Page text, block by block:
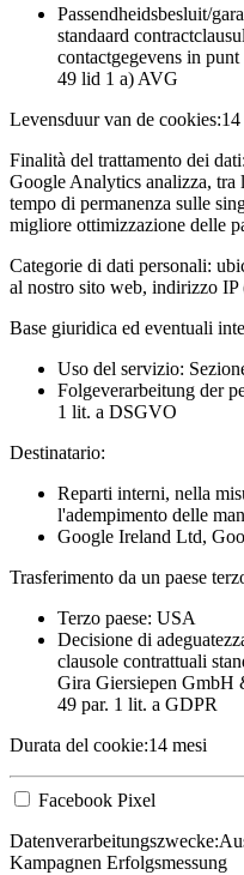
Passendheidsbesluit/
standaard
contactgegevens in
49 lid 1 a) AVG
Levensduur van de cookies:14
Finalità del trattamento dei dati:
Google Analytics analizza,
tempo di permanenza sulle
migliore ottimizzazione delle
Categorie di dati personali:
al nostro sito web, indirizzo IP
Base giuridica ed eventuali
Uso del servizio:
Folgeverarbeitung der
1 lit. a DSGVO
Destinatario:
Reparti interni, nella
l'adempimento delle
Google Ireland Ltd,
Trasferimento da un paese
Terzo paese: USA
Decisione di
clausole contrattuali
Gira Giersiepen GmbH
49 par. 1 lit. a GDPR
Durata del cookie:14 mesi
Facebook Pixel
Datenverarbeitungszwecke:
Kampagnen Erfolgsmessung